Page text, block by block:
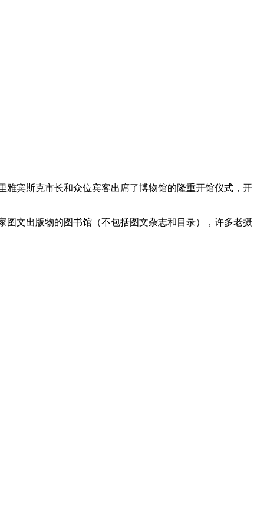
雅宾斯克市长和众位宾客出席了博物馆的隆重开馆仪式，开
图文出版物的图书馆（不包括图文杂志和目录），许多老摄